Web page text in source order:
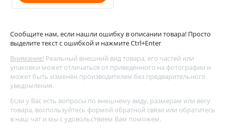
Сообщите нам, если нашли ошибку в описании товара! Просто
выделите текст с ошибкой и нажмите Ctrl+Enter
Внимание! Реальный внешний вид товара, его частей или
упаковки может отличаться от приведенного на фотографии и
может быть изменён производителем без предварительного
уведомления.
Если у Вас есть вопросы по внешнему виду, размерам или весу
товара, воспользуйтесь формой обратной связи или обратитесь
в наш чат и мы с удовольствием Вам поможем.